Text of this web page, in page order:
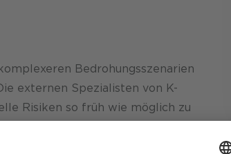
Bedrohungsszenarien
externen Spezialisten von K-
Risiken so früh wie möglich zu
Anders als der klassischen Haus-
Profis, den Betrügern „auf Augenhöhe“